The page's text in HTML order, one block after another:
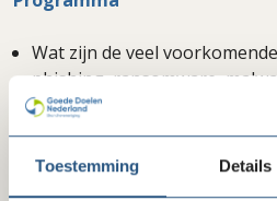
Toestemming Details
Wat zijn de veel
phishing, ransomware,
CEO-fraude).
Hoe kun je de technische
review,
audit).